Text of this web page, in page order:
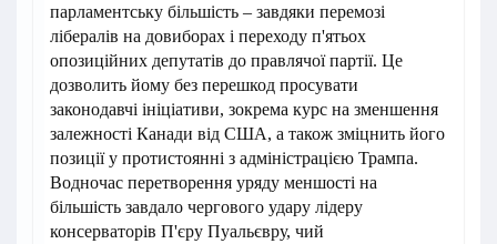
парламентську більшість – завдяки перемозі
лібералів на довиборах і переходу п'ятьох
опозиційних депутатів до правлячої партії. Це
дозволить йому без перешкод просувати
законодавчі ініціативи, зокрема курс на зменшення
залежності Канади від США, а також зміцнить його
позиції у протистоянні з адміністрацією Трампа.
Водночас перетворення уряду меншості на
більшість завдало чергового удару лідеру
консерваторів П'єру Пуальєвру, чий